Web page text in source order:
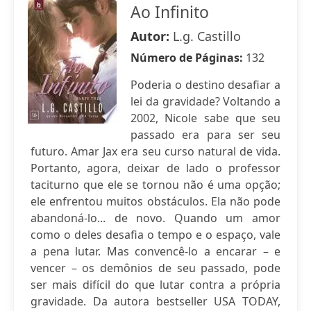
Ao Infinito
Autor: L.g. Castillo
Número de Páginas: 132
Poderia o destino desafiar a
lei da gravidade? Voltando a
2002, Nicole sabe que seu
passado era para ser seu
futuro. Amar Jax era seu curso natural de vida.
Portanto, agora, deixar de lado o professor
taciturno que ele se tornou não é uma opção;
ele enfrentou muitos obstáculos. Ela não pode
abandoná-lo... de novo. Quando um amor
como o deles desafia o tempo e o espaço, vale
a pena lutar. Mas convencê-lo a encarar – e
vencer – os demônios de seu passado, pode
ser mais difícil do que lutar contra a própria
gravidade. Da autora bestseller USA TODAY,